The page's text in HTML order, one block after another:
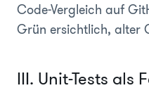
Code-Vergleich auf
Grün ersichtlich, alter
III. Unit-Tests als